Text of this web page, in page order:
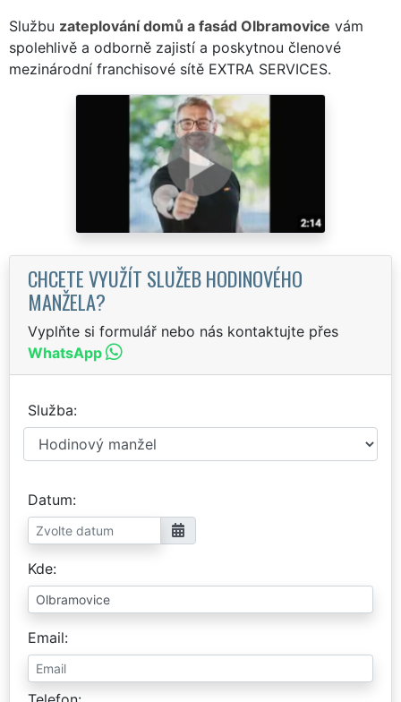
Službu zateplování domů a fasád Olbramovice vám
spolehlivě a odborně zajistí a poskytnou členové
mezinárodní franchisové sítě EXTRA SERVICES.
CHCETE VYUŽÍT SLUŽEB HODINOVÉHO
MANŽELA?
Vyplňte si formulář nebo nás kontaktujte přes
WhatsApp
Služba
Datum
Kde
Email